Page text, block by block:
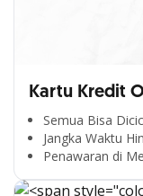
Kartu Kredit
Semua Bisa
Jangka Waktu
Penawaran di